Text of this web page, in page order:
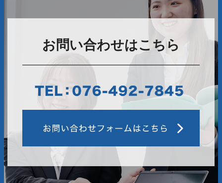
お問い合わせはこちら